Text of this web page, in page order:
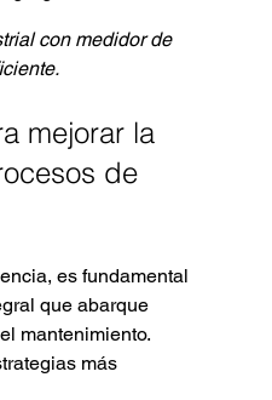
con medidor de
mejorar la
de
es fundamental
que abarque
mantenimiento.
más